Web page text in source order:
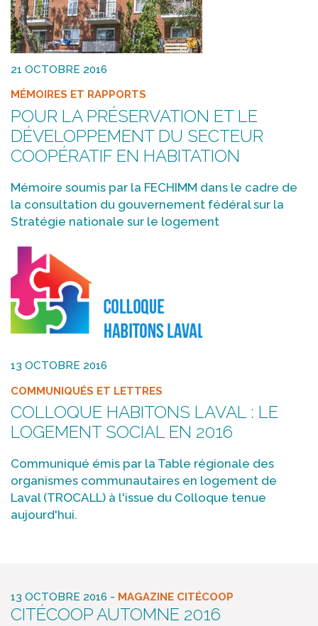
21 OCTOBRE 2016
MÉMOIRES ET RAPPORTS
POUR LA PRÉSERVATION ET LE
DÉVELOPPEMENT DU SECTEUR
COOPÉRATIF EN HABITATION
Mémoire soumis par la FECHIMM dans le cadre de
la consultation du gouvernement fédéral sur la
Stratégie nationale sur le logement
13 OCTOBRE 2016
COMMUNIQUÉS ET LETTRES
COLLOQUE HABITONS LAVAL : LE
LOGEMENT SOCIAL EN 2016
Communiqué émis par la Table régionale des
organismes communautaires en logement de
Laval (TROCALL) à l'issue du Colloque tenue
aujourd'hui.
13 OCTOBRE 2016 - MAGAZINE CITÉCOOP
CITÉCOOP AUTOMNE 2016